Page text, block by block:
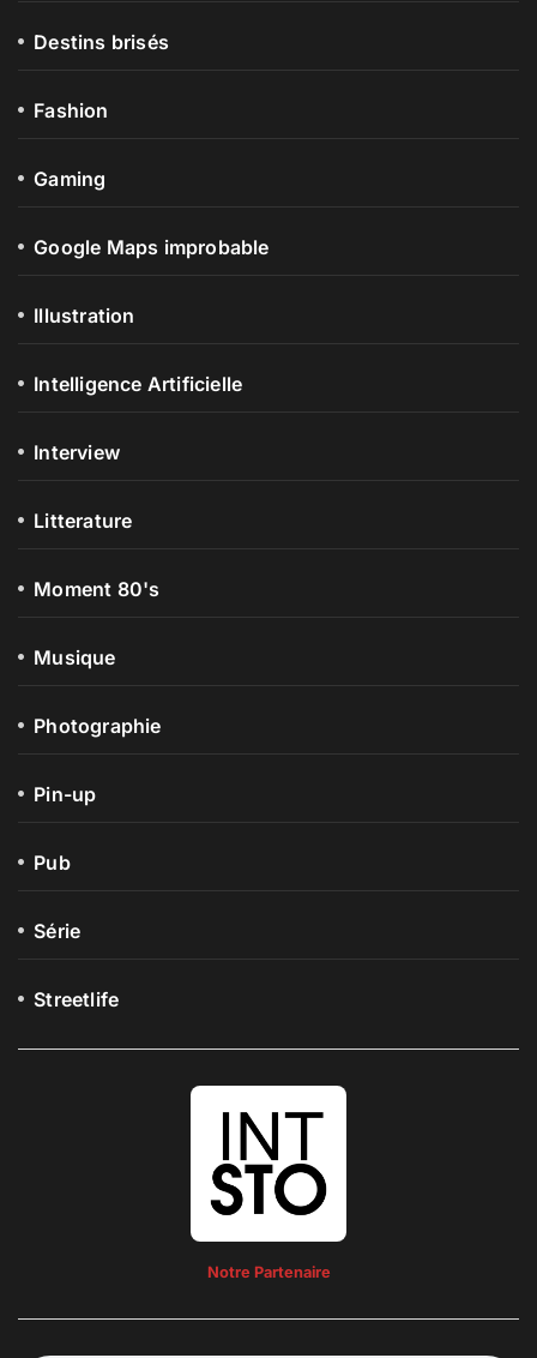
Destins brisés
Fashion
Gaming
Google Maps improbable
Illustration
Intelligence Artificielle
Interview
Litterature
Moment 80's
Musique
Photographie
Pin-up
Pub
Série
Streetlife
Notre Partenaire